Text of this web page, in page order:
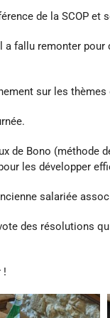
de la SCOP
fallu remonter
sur les thèmes
Bono (méthode
les développer
salariée
des résolutions
!